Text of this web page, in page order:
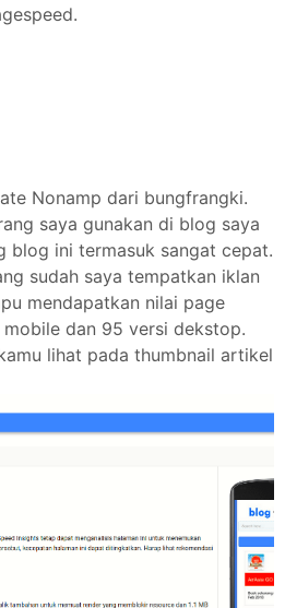
Nonamp dari bungfrangki.
saya gunakan di blog saya
blog ini termasuk sangat cepat.
sudah saya tempatkan iklan
mendapatkan nilai page
dan 95 versi dekstop.
lihat pada thumbnail artikel